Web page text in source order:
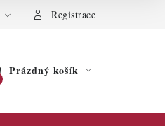
Registrace
Prázdný košík